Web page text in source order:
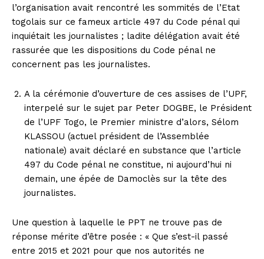
l’organisation avait rencontré les sommités de l’Etat
togolais sur ce fameux article 497 du Code pénal qui
inquiétait les journalistes ; ladite délégation avait été
rassurée que les dispositions du Code pénal ne
concernent pas les journalistes.
A la cérémonie d’ouverture de ces assises de l’UPF,
interpelé sur le sujet par Peter DOGBE, le Président
de l’UPF Togo, le Premier ministre d’alors, Sélom
KLASSOU (actuel président de l’Assemblée
nationale) avait déclaré en substance que l’article
497 du Code pénal ne constitue, ni aujourd’hui ni
demain, une épée de Damoclès sur la tête des
journalistes.
Une question à laquelle le PPT ne trouve pas de
réponse mérite d’être posée : « Que s’est-il passé
entre 2015 et 2021 pour que nos autorités ne